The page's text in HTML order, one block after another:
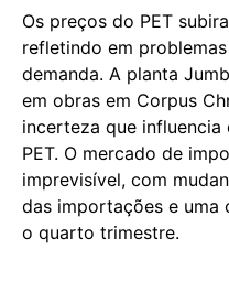
Os preços do PET
refletindo em
demanda. A planta
em obras em Corpus
incerteza que
PET. O mercado de
imprevisível, com
das importações e uma
o quarto trimestre.